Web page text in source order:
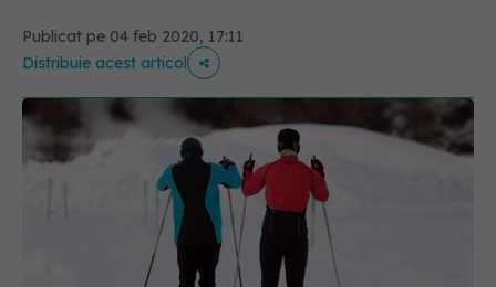
Publicat pe 04 feb 2020, 17:11
Distribuie acest articol